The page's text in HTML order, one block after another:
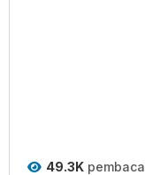
49.3K pembaca